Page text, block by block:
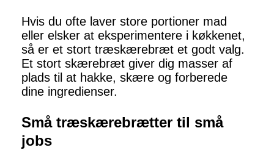
Hvis du ofte laver store portioner mad
eller elsker at eksperimentere i køkkenet,
så er et stort træskærebræt et godt valg.
Et stort skærebræt giver dig masser af
plads til at hakke, skære og forberede
dine ingredienser.
Små træskærebrætter til små
jobs